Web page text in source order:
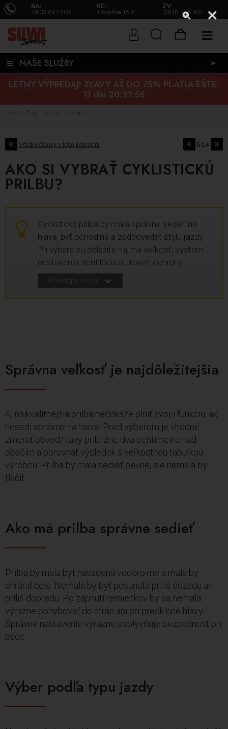
BA:
0903 691 202
KE:
Otvoríme 15.9.
ZV:
0948 346 901
NAŠE SLUŽBY ►
LETNÝ VÝPREDAJ! ZĽAVY AŽ DO 75% PLATIA EŠTE:
11 dni 20:21:55
ÚVOD ČASTÉ OTÁZKY BICYKLE
Všetky články v tejto kategórii 6/14
AKO SI VYBRAŤ CYKLISTICKÚ
PRILBU?
Cyklistická prilba by mala správne sedieť na
hlave, byť pohodlná a zodpovedať štýlu jazdy.
Pri výbere sú dôležité najmä veľkosť, systém
nastavenia, ventilácia a úroveň ochrany.
Prečítajte si viac
Správna veľkosť je najdôležitejšia
Aj najkvalitnejšia prilba nedokáže plniť svoju funkciu, ak
nesedí správne na hlave. Pred výberom je vhodné
zmerať obvod hlavy približne dva centimetre nad
obočím a porovnať výsledok s veľkostnou tabuľkou
výrobcu. Prilba by mala sedieť pevne, ale nemala by
tlačiť.
Ako má prilba správne sedieť
Prilba by mala byť nasadená vodorovne a mala by
chrániť čelo. Nemala by byť posunutá príliš dozadu ani
príliš dopredu. Po zapnutí remienkov by sa nemala
výrazne pohybovať do strán ani pri predklone hlavy.
Správne nastavenie výrazne ovplyvňuje bezpečnosť pri
páde.
Výber podľa typu jazdy